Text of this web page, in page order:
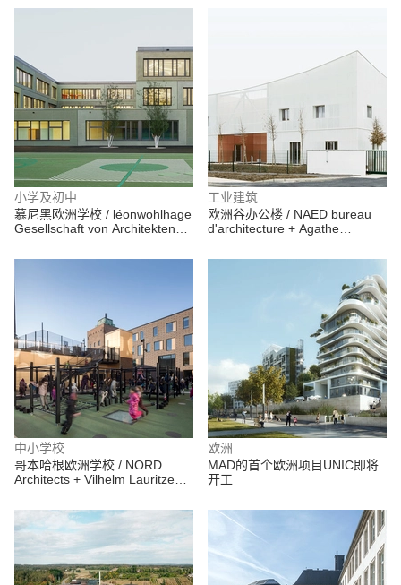
小学及初中
慕尼黑欧洲学校 / léonwohlhage
Gesellschaft von Architekten
工业建筑
欧洲谷办公楼 / NAED bureau
d'architecture + Agathe
中小学校
哥本哈根欧洲学校 / NORD
Architects + Vilhelm Lauritzen
欧洲
MAD的首个欧洲项目UNIC即将
开工